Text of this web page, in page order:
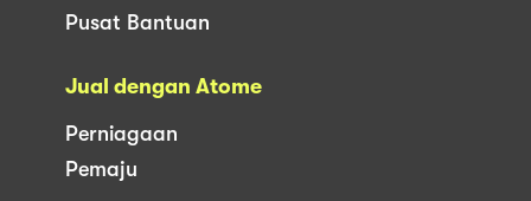
Pusat Bantuan
Jual dengan Atome
Perniagaan
Pemaju